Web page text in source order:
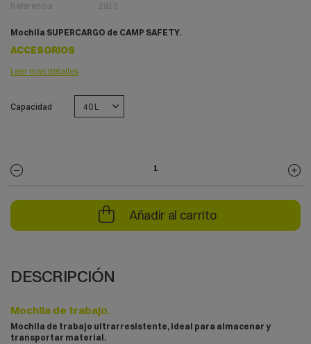
Referencia
2915
Mochila SUPERCARGO de CAMP SAFETY.
ACCESORIOS
Leer más detalles
Capacidad
Añadir al carrito
DESCRIPCIÓN
Mochila de trabajo.
Mochila de trabajo ultrarresistente, ideal para almacenar y
transportar material.